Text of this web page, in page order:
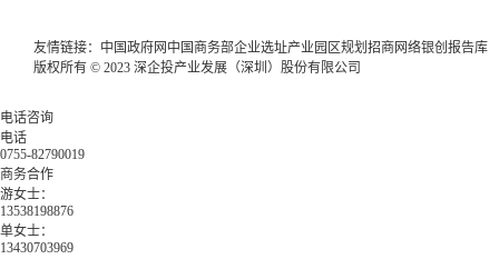
友情链接： 中国政府网 中国商务部企业选址产业园区规划 招商网络银创报告库
版权所有 © 2023 深企投产业发展（深圳）股份有限公司
电话咨询
电话
0755-82790019
商务合作
游女士：
13538198876
单女士：
13430703969